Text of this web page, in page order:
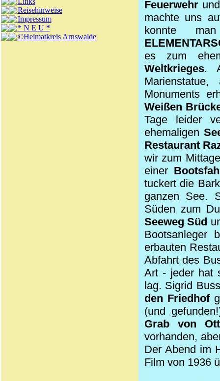
Reisehinweise
Impressum
* N E U *
©Heimatkreis Arnswalde
Feuerwehr
machte uns
konnte
es zum
Weltkrieges.
Monuments
Weißen
Tage leider
ehemaligen
Restaurant
wir zum
einer
tuckert die
ganzen See.
Süden zum
Seeweg Süd
Bootsanleger
erbauten
Abfahrt des
Art - jeder hat
lag. Sigrid
den Friedhof
(und
Grab von
vorhanden,
Der Abend im
Film von 1936